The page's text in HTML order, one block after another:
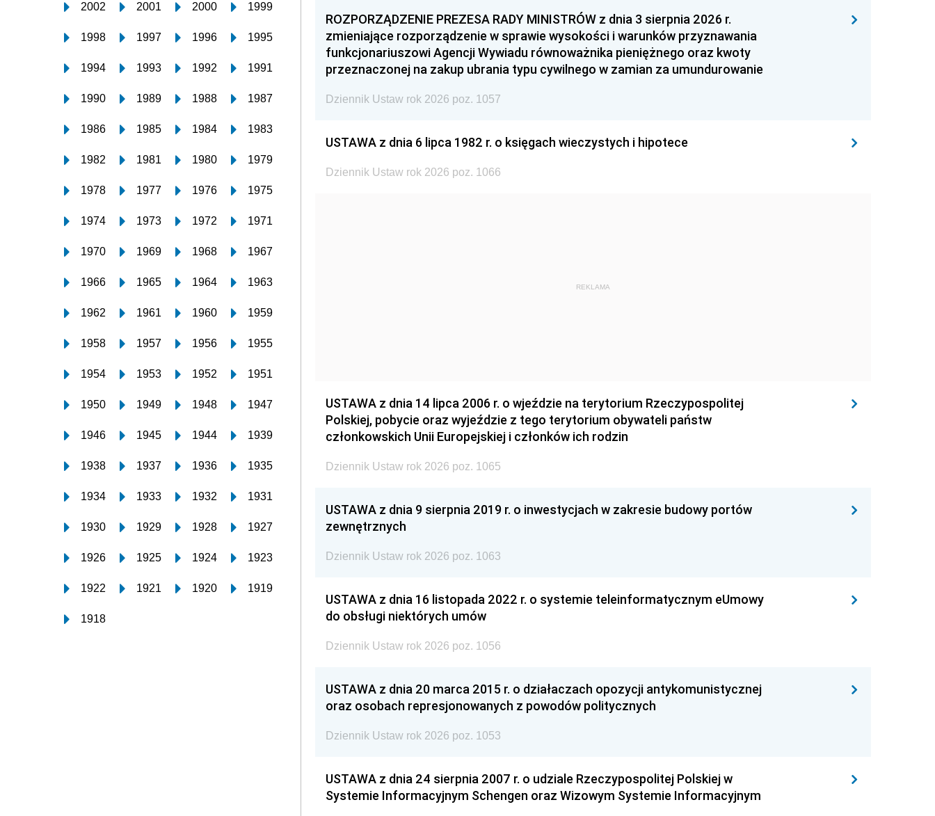
2002 2001 2000 1999
1998 1997 1996 1995
1994 1993 1992 1991
1990 1989 1988 1987
1986 1985 1984 1983
1982 1981 1980 1979
1978 1977 1976 1975
1974 1973 1972 1971
1970 1969 1968 1967
1966 1965 1964 1963
1962 1961 1960 1959
1958 1957 1956 1955
1954 1953 1952 1951
1950 1949 1948 1947
1946 1945 1944 1939
1938 1937 1936 1935
1934 1933 1932 1931
1930 1929 1928 1927
1926 1925 1924 1923
1922 1921 1920 1919
1918
ROZPORZĄDZENIE PREZESA RADY MINISTRÓW z dnia 3 sierpnia 2026 r.
zmieniające rozporządzenie w sprawie wysokości i warunków przyznawania
funkcjonariuszowi Agencji Wywiadu równoważnika pieniężnego oraz kwoty
przeznaczonej na zakup ubrania typu cywilnego w zamian za umundurowanie
Dziennik Ustaw rok 2026 poz. 1057
USTAWA z dnia 6 lipca 1982 r. o księgach wieczystych i hipotece
Dziennik Ustaw rok 2026 poz. 1066
REKLAMA
USTAWA z dnia 14 lipca 2006 r. o wjeździe na terytorium Rzeczypospolitej
Polskiej, pobycie oraz wyjeździe z tego terytorium obywateli państw
członkowskich Unii Europejskiej i członków ich rodzin
Dziennik Ustaw rok 2026 poz. 1065
USTAWA z dnia 9 sierpnia 2019 r. o inwestycjach w zakresie budowy portów
zewnętrznych
Dziennik Ustaw rok 2026 poz. 1063
USTAWA z dnia 16 listopada 2022 r. o systemie teleinformatycznym eUmowy
do obsługi niektórych umów
Dziennik Ustaw rok 2026 poz. 1056
USTAWA z dnia 20 marca 2015 r. o działaczach opozycji antykomunistycznej
oraz osobach represjonowanych z powodów politycznych
Dziennik Ustaw rok 2026 poz. 1053
USTAWA z dnia 24 sierpnia 2007 r. o udziale Rzeczypospolitej Polskiej w
Systemie Informacyjnym Schengen oraz Wizowym Systemie Informacyjnym